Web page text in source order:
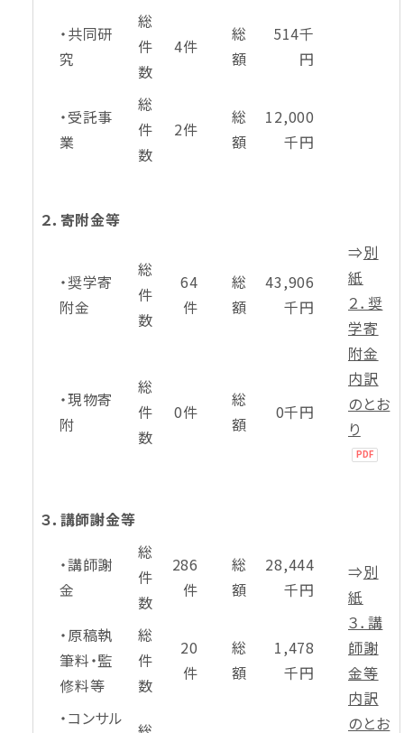
・共同研
究
総
件
数
4件
総
額
514千
円
・受託事
業
総
件
数
2件
総
額
12,000
千円
２．寄附金等
・奨学寄
附金
総
件
数
64
件
総
額
43,906
千円
⇒別
紙
２．奨
学寄
附金
内訳
のとお
り
・現物寄
附
総
件
数
0件
総
額
0千円
３．講師謝金等
・講師謝
金
総
件
数
286
件
総
額
28,444
千円
⇒別
紙
３．講
師謝
金等
内訳
のとお
・原稿執
筆料・監
修料等
総
件
数
20
件
総
額
1,478
千円
・コンサル